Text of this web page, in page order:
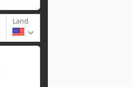
Land